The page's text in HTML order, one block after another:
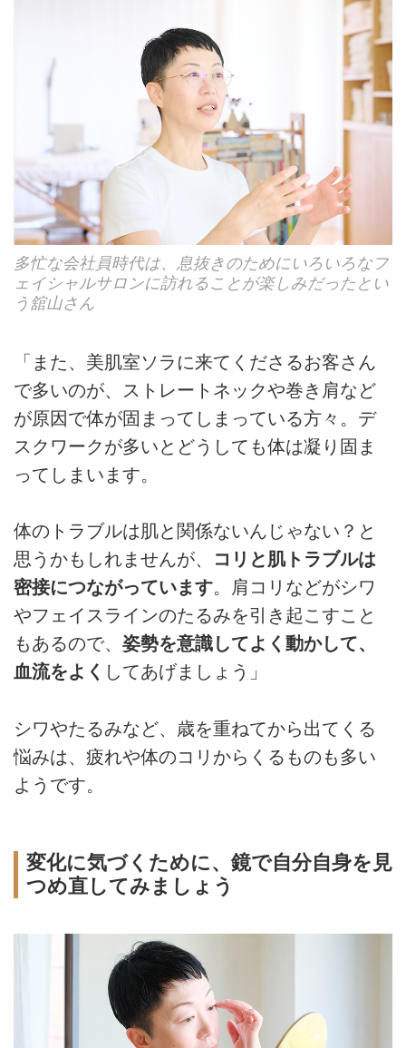
多忙な会社員時代は、息抜きのためにいろいろなフ
ェイシャルサロンに訪れることが楽しみだったとい
う舘山さん
「また、美肌室ソラに来てくださるお客さん
で多いのが、ストレートネックや巻き肩など
が原因で体が固まってしまっている方々。デ
スクワークが多いとどうしても体は凝り固ま
ってしまいます。
体のトラブルは肌と関係ないんじゃない？と
思うかもしれませんが、
コリと肌トラブルは
密接につながっています。肩コリなどがシワ
やフェイスラインのたるみを引き起こすこと
もあるので、 姿勢を意識してよく動かして、
血流をよく してあげましょう」
シワやたるみなど、歳を重ねてから出てくる
悩みは、疲れや体のコリからくるものも多い
ようです。
変化に気づくために、鏡で自分自身を見
つめ直してみましょう